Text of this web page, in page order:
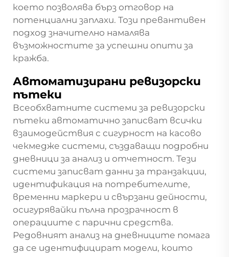
което позволява бърз отговор на
потенциални заплахи. Този превантивен
подход значително намалява
възможностите за успешни опити за
кражба.
Автоматизирани ревизорски
пътеки
Всеобхватните системи за ревизорски
пътеки автоматично записват всички
взаимодействия с сигурност на касово
чекмедже системи, създаващи подробни
дневници за анализ и отчетност. Тези
системи записват данни за транзакции,
идентификация на потребителите,
временни маркери и свързани дейности,
осигурявайки пълна прозрачност в
операциите с парични средства.
Редовният анализ на дневниците помага
да се идентифицират модели, които